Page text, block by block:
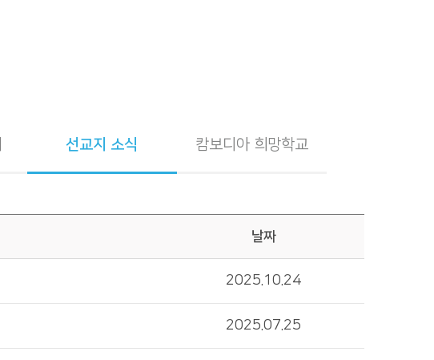
선교지 소식 캄보디아 희망학교
날짜
2025.10.24
2025.07.25